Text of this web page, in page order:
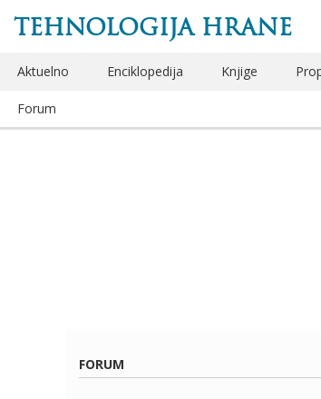
TEHNOLOGIJA HRANE
Aktuelno Enciklopedija Knjige
Forum
FORUM